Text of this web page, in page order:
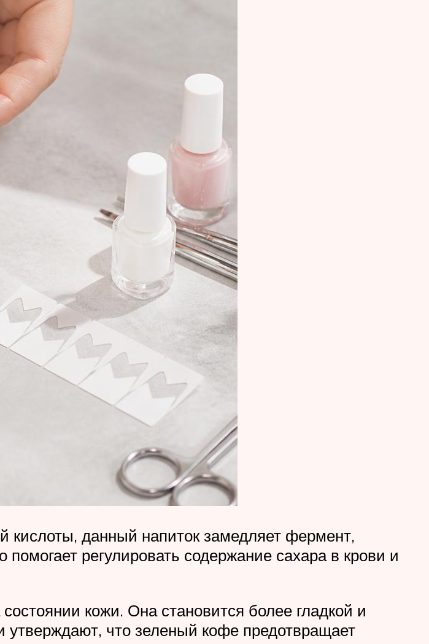
кислоты, данный напиток замедляет фермент,
регулировать содержание сахара в крови и
кожи. Она становится более гладкой и
утверждают, что зеленый кофе предотвращает